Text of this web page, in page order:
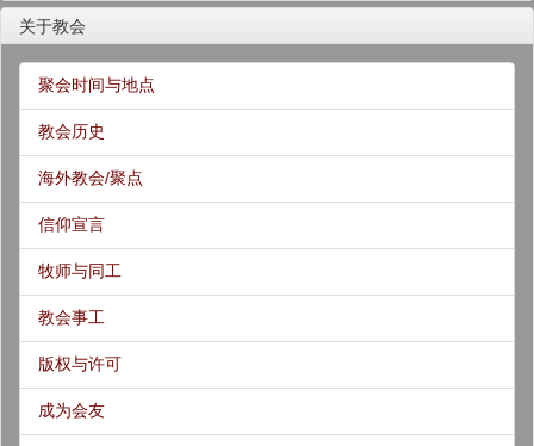
关于教会
聚会时间与地点
教会历史
海外教会/聚点
信仰宣言
牧师与同工
教会事工
版权与许可
成为会友